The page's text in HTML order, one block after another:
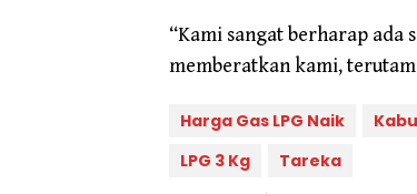
“Kami sangat berharap
memberatkan kami,
Harga Gas LPG Naik
LPG 3 Kg
Tareka